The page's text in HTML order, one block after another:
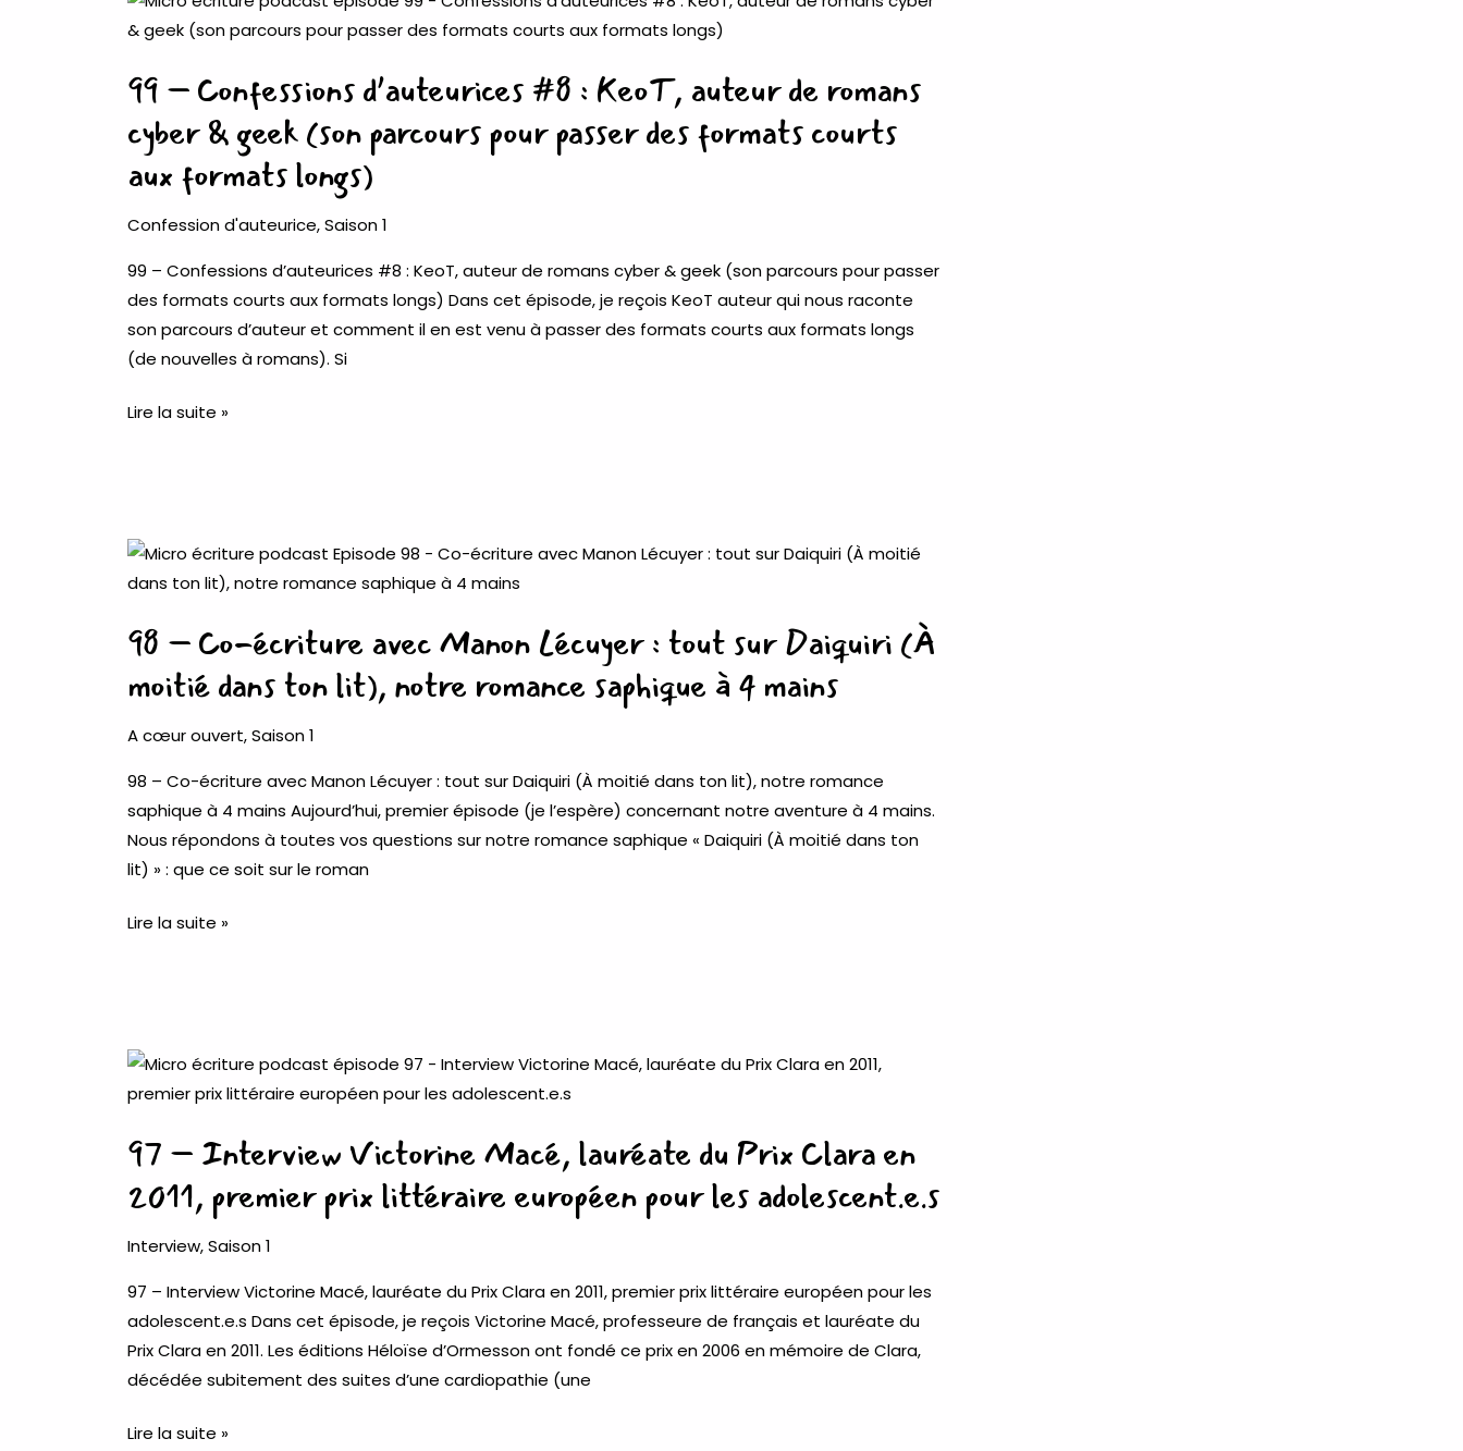
99 – Confessions d’auteurices #8 : KeoT, auteur de romans
cyber & geek (son parcours pour passer des formats courts
aux formats longs)
Confession d'auteurice,Saison 1
99 – Confessions d’auteurices #8 : KeoT, auteur de romans cyber & geek (son parcours pour passer
des formats courts aux formats longs) Dans cet épisode, je reçois KeoT auteur qui nous raconte
son parcours d’auteur et comment il en est venu à passer des formats courts aux formats longs
(de nouvelles à romans). Si
–
d’auteurices
:
KeoT,
de
romans
cyber
&
geek
parcours
courts
aux
longs)
Lire la suite »
98 – Co-écriture avec Manon Lécuyer : tout sur Daiquiri (À
moitié dans ton lit), notre romance saphique à 4 mains
A cœur ouvert,Saison 1
98 – Co-écriture avec Manon Lécuyer : tout sur Daiquiri (À moitié dans ton lit), notre romance
saphique à 4 mains Aujourd’hui, premier épisode (je l’espère) concernant notre aventure à 4 mains.
Nous répondons à toutes vos questions sur notre romance saphique « Daiquiri (À moitié dans ton
lit) » : que ce soit sur le roman
98
–
écriture
Manon
Lécuyer
tout
sur
Daiquiri
(À
dans
romance
à
4
mains
Lire la suite »
97 – Interview Victorine Macé, lauréate du Prix Clara en
2011, premier prix littéraire européen pour les adolescent.e.s
Interview,Saison 1
97 – Interview Victorine Macé, lauréate du Prix Clara en 2011, premier prix littéraire européen pour les
adolescent.e.s Dans cet épisode, je reçois Victorine Macé, professeure de français et lauréate du
Prix Clara en 2011. Les éditions Héloïse d’Ormesson ont fondé ce prix en 2006 en mémoire de Clara,
décédée subitement des suites d’une cardiopathie (une
97
–
Victorine
Macé,
lauréate
du
Clara
en
2011,
premier
littéraire
Lire la suite »